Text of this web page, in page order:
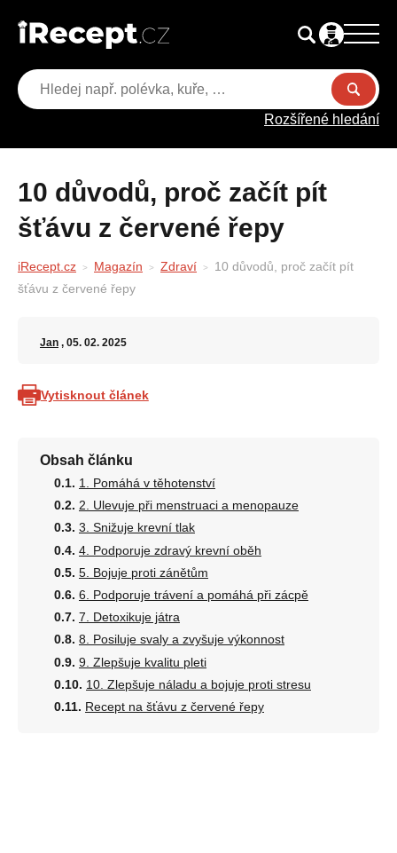
Rozšířené hledání
10 důvodů, proč začít pít
šťávu z červené řepy
iRecept.cz Magazín Zdraví
10 důvodů, proč začít pít
šťávu z červené řepy
Jan , 05. 02. 2025
Vytisknout článek
Obsah článku
1. Pomáhá v těhotenství
2. Ulevuje při menstruaci a menopauze
3. Snižuje krevní tlak
4. Podporuje zdravý krevní oběh
5. Bojuje proti zánětům
6. Podporuje trávení a pomáhá při zácpě
7. Detoxikuje játra
8. Posiluje svaly a zvyšuje výkonnost
9. Zlepšuje kvalitu pleti
10. Zlepšuje náladu a bojuje proti stresu
Recept na šťávu z červené řepy